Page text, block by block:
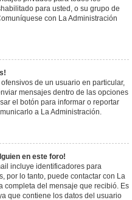
para usted, o su grupo de
con La Administración
de un usuario en particular,
mensajes dentro de las opciones
el botón para informar o reportar
a La Administración.
en este foro!
incluye identificadores para
por lo tanto, puede contactar con La
completa del mensaje que recibió. Es
que contiene los datos del usuario